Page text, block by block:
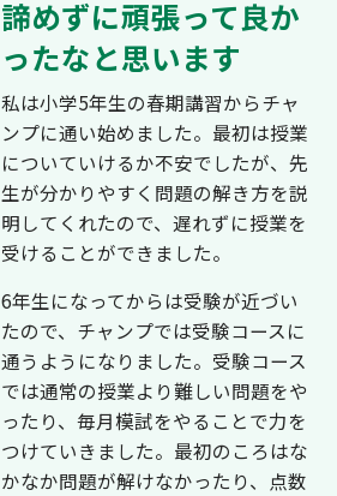
諦めずに頑張って良か
ったなと思います
私は小学5年生の春期講習からチャ
ンプに通い始めました。最初は授業
についていけるか不安でしたが、先
生が分かりやすく問題の解き方を説
明してくれたので、遅れずに授業を
受けることができました。
6年生になってからは受験が近づい
たので、チャンプでは受験コースに
通うようになりました。受験コース
では通常の授業より難しい問題をや
ったり、毎月模試をやることで力を
つけていきました。最初のころはな
かなか問題が解けなかったり、点数